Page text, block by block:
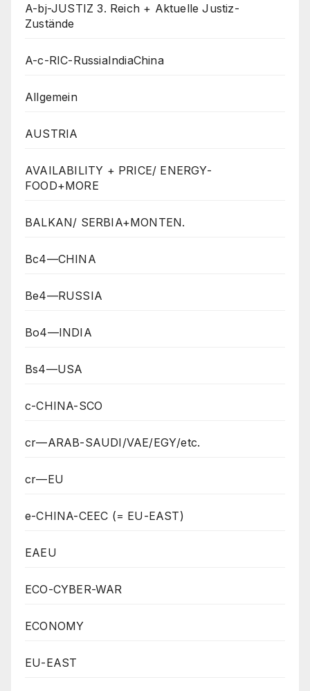
A-bj-JUSTIZ 3. Reich + Aktuelle Justiz-
Zustände
A-c-RIC-RussiaIndiaChina
Allgemein
AUSTRIA
AVAILABILITY + PRICE/ ENERGY-
FOOD+MORE
BALKAN/ SERBIA+MONTEN.
Bc4—CHINA
Be4—RUSSIA
Bo4—INDIA
Bs4—USA
c-CHINA-SCO
cr—ARAB-SAUDI/VAE/EGY/etc.
cr—EU
e-CHINA-CEEC (= EU-EAST)
EAEU
ECO-CYBER-WAR
ECONOMY
EU-EAST